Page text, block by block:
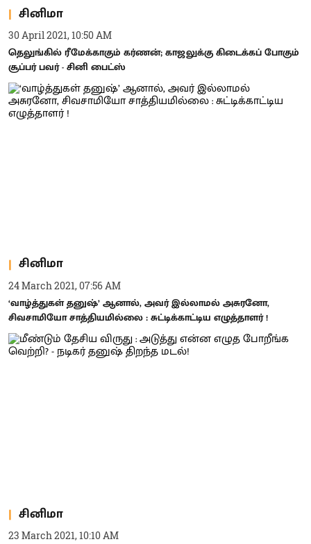
சினிமா
30 April 2021, 10:50 AM
தெலுங்கில் ரீமேக்காகும் கர்ணன்; காஜலுக்கு கிடைக்கப் போகும்
சூப்பர் பவர் - சினி பைட்ஸ்
சினிமா
24 March 2021, 07:56 AM
‘வாழ்த்துகள் தனுஷ்’ ஆனால், அவர் இல்லாமல் அசுரனோ,
சிவசாமியோ சாத்தியமில்லை : சுட்டிக்காட்டிய எழுத்தாளர் !
சினிமா
23 March 2021, 10:10 AM